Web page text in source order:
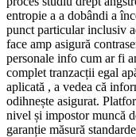
entropie a a dobândi a
punct particular inclusiv
face amp asigură
personale info cum ar fi
complet tranzacții egal
aplicată , a vedea că
odihnește asigurat.
nivel și impostor muncă
garanție măsură